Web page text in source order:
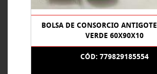
BOLSA DE CONSORCIO
VERDE 60X90X10
CÓD: 779829185554